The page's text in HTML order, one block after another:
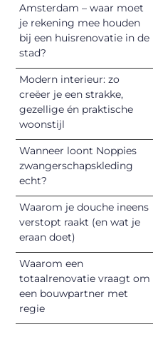
Amsterdam – waar moet
je rekening mee houden
bij een huisrenovatie in de
stad?
Modern interieur: zo
creëer je een strakke,
gezellige én praktische
woonstijl
Wanneer loont Noppies
zwangerschapskleding
echt?
Waarom je douche ineens
verstopt raakt (en wat je
eraan doet)
Waarom een
totaalrenovatie vraagt om
een bouwpartner met
regie